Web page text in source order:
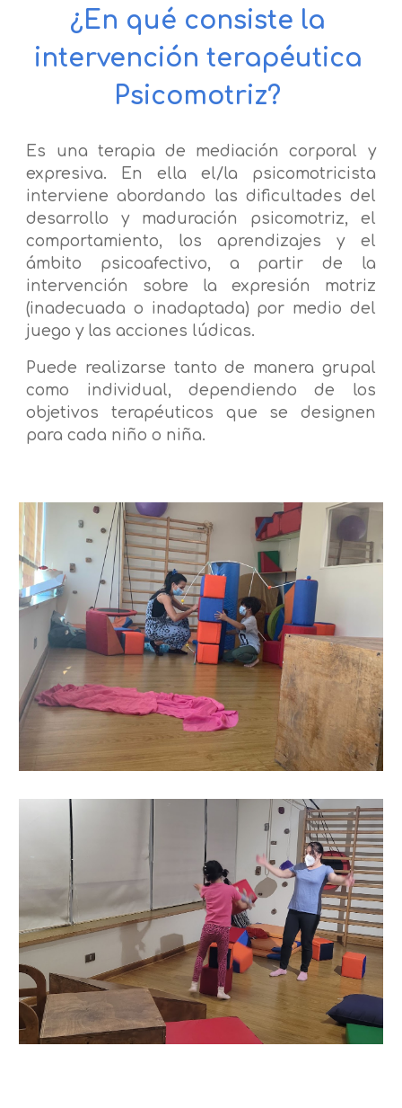
¿En qué consiste la
intervención terapéutica
Psicomotriz?
Es una terapia de mediación corporal y
expresiva. En ella el/la psicomotricista
interviene abordando las dificultades del
desarrollo y maduración psicomotriz, el
comportamiento, los aprendizajes y el
ámbito psicoafectivo, a partir de la
intervención sobre la expresión motriz
(inadecuada o inadaptada) por medio del
juego y las acciones lúdicas.
Puede realizarse tanto de manera grupal
como individual, dependiendo de los
objetivos terapéuticos que se designen
para cada niño o niña.